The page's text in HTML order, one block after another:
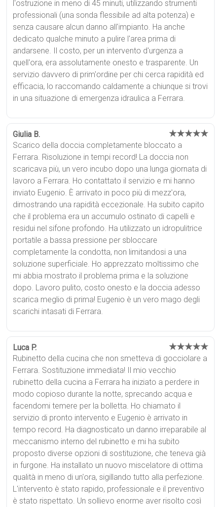
l'ostruzione in meno di 45 minuti, utilizzando strumenti
professionali (una sonda flessibile ad alta potenza) e
senza causare alcun danno all'impianto. Ha anche
dedicato qualche minuto a pulire l'area prima di
andarsene. Il costo, per un intervento d'urgenza a
quell'ora, era assolutamente onesto e trasparente. Un
servizio davvero di prim'ordine per chi cerca rapidità ed
efficacia, lo raccomando caldamente a chiunque si trovi
in una situazione di emergenza idraulica a Ferrara.
Giulia B. ★★★★★
Scarico della doccia completamente bloccato a
Ferrara. Risoluzione in tempi record! La doccia non
scaricava più, un vero incubo dopo una lunga giornata di
lavoro a Ferrara. Ho contattato il servizio e mi hanno
inviato Eugenio. È arrivato in poco più di mezz'ora,
dimostrando una rapidità eccezionale. Ha subito capito
che il problema era un accumulo ostinato di capelli e
residui nel sifone profondo. Ha utilizzato un idropulitrice
portatile a bassa pressione per sbloccare
completamente la condotta, non limitandosi a una
soluzione superficiale. Ho apprezzato moltissimo che
mi abbia mostrato il problema prima e la soluzione
dopo. Lavoro pulito, costo onesto e la doccia adesso
scarica meglio di prima! Eugenio è un vero mago degli
scarichi intasati di Ferrara.
Luca P. ★★★★★
Rubinetto della cucina che non smetteva di gocciolare a
Ferrara. Sostituzione immediata! Il mio vecchio
rubinetto della cucina a Ferrara ha iniziato a perdere in
modo copioso durante la notte, sprecando acqua e
facendomi temere per la bolletta. Ho chiamato il
servizio di pronto intervento e Eugenio è arrivato in
tempo record. Ha diagnosticato un danno irreparabile al
meccanismo interno del rubinetto e mi ha subito
proposto diverse opzioni di sostituzione, che teneva già
in furgone. Ha installato un nuovo miscelatore di ottima
qualità in meno di un'ora, sigillando tutto alla perfezione.
L'intervento è stato rapido, professionale e il preventivo
è stato rispettato. Un sollievo enorme aver risolto così